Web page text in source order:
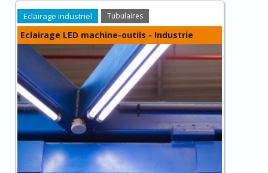
Eclairage industriel Tubulaires
Eclairage LED machine-outils - Industrie